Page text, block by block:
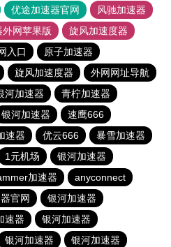
优途加速器官网
风驰加速器
网苹果版
旋风加速度器
入口
原子加速器
旋风加速度器
外网网址导航
河加速器
青柠加速器
银河加速器
速鹰666
速器 优云666
暴雪加速器
1元机场
银河加速器
加速器
anyconnect
官网
银河加速器
速器
银河加速器
银河加速器 银河加速器